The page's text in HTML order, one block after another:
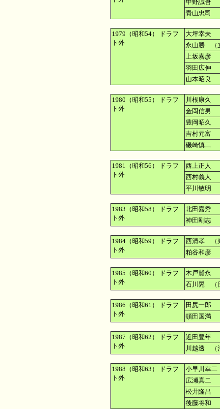
中野誠吾
青山忠司
1979（昭和54） ドラフ
ト外
大坪幸夫
永山勝 （
上坂嘉彦
羽田広伸
山本昭良
1980（昭和55） ドラフ
ト外
川根康久
金岡信男
豊岡昭久
吉村元富
磯崎慎二
1981（昭和56） ドラフ
ト外
西上正人
西村義人
平川敏明
1983（昭和58） ドラフ
ト外
北田嘉秀
神田剛志
1984（昭和59） ドラフ
ト外
西清孝 （
粕谷和彦
1985（昭和60） ドラフ
ト外
木戸賢永
石川晃 （
1986（昭和61） ドラフ
ト外
田尻一郎
頓田国満
1987（昭和62） ドラフ
ト外
近田豊年
川越透 （
1988（昭和63） ドラフ
ト外
小早川幸
広瀬真二
松井隆昌
後藤将和